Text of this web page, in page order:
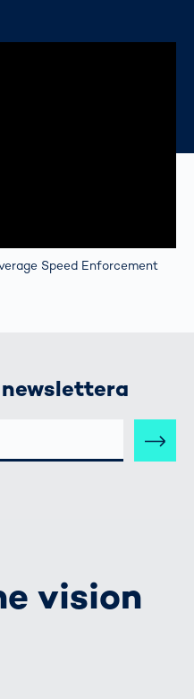
Speed Enforcement
vision